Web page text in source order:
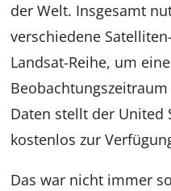
der Welt. Insgesamt
verschiedene
Landsat-Reihe, um
Daten stellt der United
kostenlos zur
Das war nicht immer